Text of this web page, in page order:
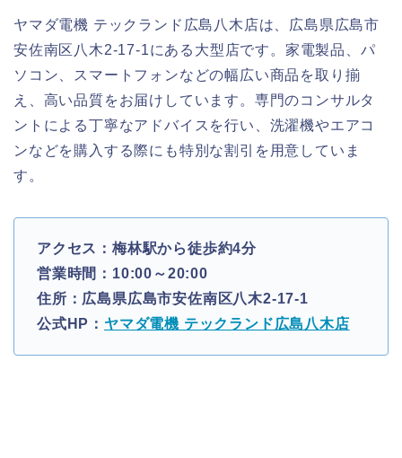
ヤマダ電機 テックランド広島八木店は、広島県広島市
安佐南区八木2-17-1にある大型店です。家電製品、パ
ソコン、スマートフォンなどの幅広い商品を取り揃
え、高い品質をお届けしています。専門のコンサルタ
ントによる丁寧なアドバイスを行い、洗濯機やエアコ
ンなどを購入する際にも特別な割引を用意していま
す。
アクセス：梅林駅から徒歩約4分
営業時間：10:00～20:00
住所：広島県広島市安佐南区八木2-17-1
公式HP： ヤマダ電機 テックランド広島八木店